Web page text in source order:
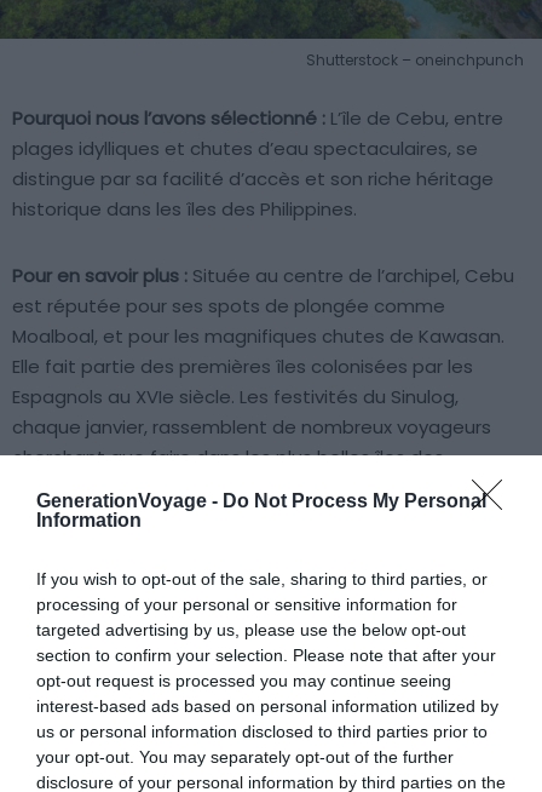
GenerationVoyage - Do Not Process My Personal
Information
If you wish to opt-out of the sale, sharing to third parties, or
processing of your personal or sensitive information for
targeted advertising by us, please use the below opt-out
section to confirm your selection. Please note that after your
opt-out request is processed you may continue seeing
interest-based ads based on personal information utilized by
us or personal information disclosed to third parties prior to
your opt-out. You may separately opt-out of the further
disclosure of your personal information by third parties on the
Shutterstock – oneinchpunch
Pourquoi nous l’avons sélectionné : L’île de Cebu, entre
plages idylliques et chutes d’eau spectaculaires, se
distingue par sa facilité d’accès et son riche héritage
historique dans les îles des Philippines.
Pour en savoir plus : Située au centre de l’archipel, Cebu
est réputée pour ses spots de plongée comme
Moalboal, et pour les magnifiques chutes de Kawasan.
Elle fait partie des premières îles colonisées par les
Espagnols au XVIe siècle. Les festivités du Sinulog,
chaque janvier, rassemblent de nombreux voyageurs
cherchant que faire dans les plus belles îles des
Philippines pour s’immerger dans la culture locale. Cebu
City est aisément accessible depuis Manille ou d’autres
visiter des sites emblématiques comme la Croix de
Magellan ou la Basilique de Santo Niño.
7. L’île de Camiguin